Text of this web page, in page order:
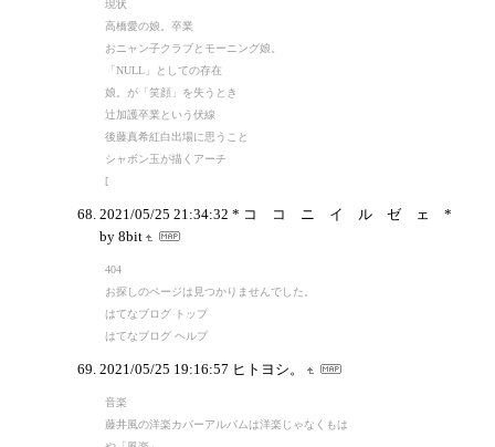
現状
高橋愛の娘。卒業
おニャン子クラブとモーニング娘。
「NULL」としての存在
娘。が「笑顔」を失うとき
辻加護卒業という伏線
後藤真希紅白出場に思うこと
シャボン玉が描くアーチ
[
2021/05/25 21:34:32 * コ コ ニ イ ル ゼ ェ *
by 8bit
404
お探しのページは見つかりませんでした。
はてなブログ トップ
はてなブログ ヘルプ
2021/05/25 19:16:57 ヒトヨシ。
音楽
藤井風の洋楽カバーアルバムは洋楽じゃなくもは